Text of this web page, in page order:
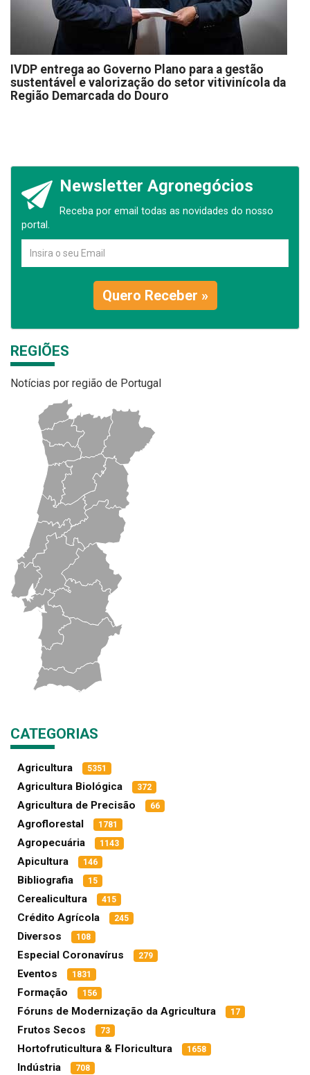
IVDP entrega ao Governo Plano para a gestão
sustentável e valorização do setor vitivinícola da
Região Demarcada do Douro
Newsletter Agronegócios
Receba por email todas as novidades do nosso
portal.
Quero Receber »
REGIÕES
Notícias por região de Portugal
CATEGORIAS
Agricultura 5351
Agricultura Biológica 372
Agricultura de Precisão 66
Agroflorestal 1781
Agropecuária 1143
Apicultura 146
Bibliografia 15
Cerealicultura 415
Crédito Agrícola 245
Diversos 108
Especial Coronavírus 279
Eventos 1831
Formação 156
Fóruns de Modernização da Agricultura 17
Frutos Secos 73
Hortofruticultura & Floricultura 1658
Indústria 708